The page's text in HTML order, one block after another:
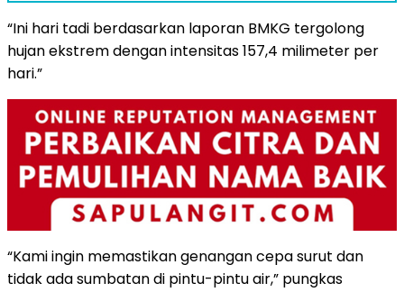
“Ini hari tadi berdasarkan laporan BMKG tergolong
hujan ekstrem dengan intensitas 157,4 milimeter per
hari.”
“Kami ingin memastikan genangan cepa surut dan
tidak ada sumbatan di pintu-pintu air,” pungkas